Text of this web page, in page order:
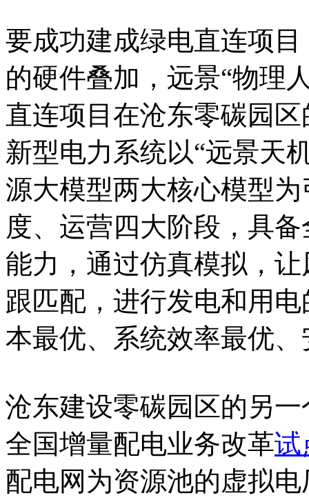
要成功建成绿电直连项
的硬件叠加，远景“物理
直连项目在沧东零碳园
新型电力系统以“远景天
源大模型两大核心模型
度、运营四大阶段，具
能力，通过仿真模拟，
跟匹配，进行发电和用
本最优、系统效率最优
沧东建设零碳园区的另
全国增量配电业务改革试
配电网为资源池的虚拟